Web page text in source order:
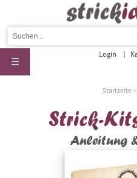
Login
☰
Startseite»
Strick-
Anleitung